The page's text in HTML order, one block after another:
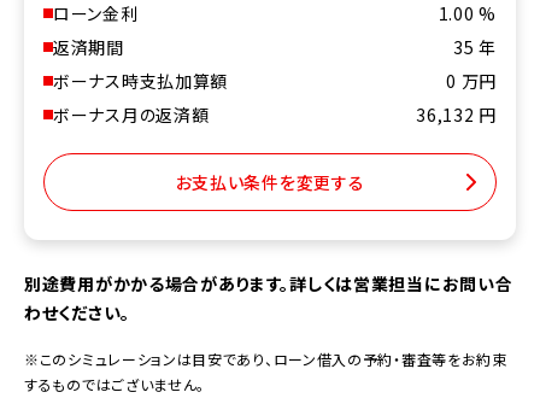
ローン金利
1.00 %
返済期間
35 年
ボーナス時支払加算額
0 万円
ボーナス月の返済額
36,132 円
お支払い条件を変更する
別途費用がかかる場合があります。詳しくは営業担当にお問い合
わせください。
※このシミュレーションは目安であり、ローン借入の予約・審査等をお約束
するものではございません。